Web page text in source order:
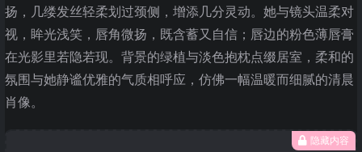
扬，几缕发丝轻柔划过颈侧，增添几分灵动。她与镜头温柔对
视，眸光浅笑，唇角微扬，既含蓄又自信；唇边的粉色薄唇膏
在光影里若隐若现。背景的绿植与淡色抱枕点缀居室，柔和的
氛围与她静谧优雅的气质相呼应，仿佛一幅温暖而细腻的清晨
肖像。
隐藏内容